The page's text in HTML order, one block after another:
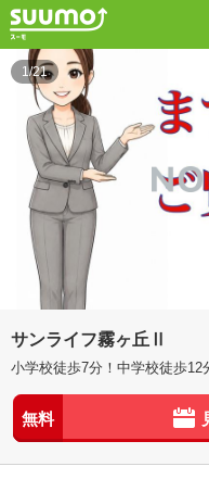
1/21
サンライフ霧ヶ丘Ⅱ
小学校徒歩7分！中学校徒歩
無料